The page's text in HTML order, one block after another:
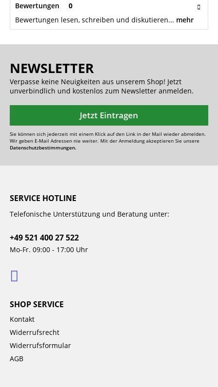
Bewertungen
0
Bewertungen lesen, schreiben und diskutieren... mehr
NEWSLETTER
Verpasse keine Neuigkeiten aus unserem Shop! Jetzt
unverbindlich und kostenlos zum Newsletter anmelden.
Jetzt Eintragen
Sie können sich jederzeit mit einem Klick auf den Link in der Mail wieder abmelden.
Wir geben E-Mail Adressen nie weiter. Mit der Anmeldung akzeptieren Sie unsere
Datenschutzbestimmungen.
SERVICE HOTLINE
Telefonische Unterstützung und Beratung unter:
+49 521 400 27 522
Mo-Fr. 09:00 - 17:00 Uhr
SHOP SERVICE
Kontakt
Widerrufsrecht
Widerrufsformular
AGB